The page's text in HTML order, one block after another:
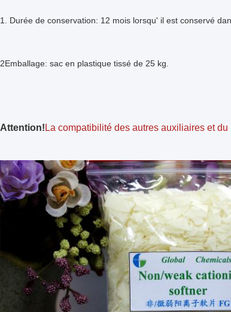
1. Durée de conservation: 12 mois lorsqu' il est conservé
2Emballage: sac en plastique tissé de 25 kg.
Attention! La compatibilité des autres auxiliaires et